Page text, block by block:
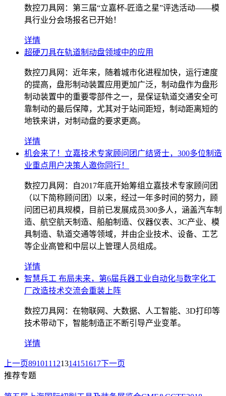
数控刀具网：第三届“立嘉杯-匠造之星”评选活动——模
具行业分会场报名已开始！
详情
超硬刀具在轨道制动盘领域中的应用
数控刀具网：近年来，随着城市化进程加快，运行速度
的提高，盘形制动装置应用更加广泛，制动盘作为盘形
制动装置中的重要零部件之一，是保证轨道交通安全可
靠制动的最后保障，尤其对于站间距短，制动距离短的
地铁来讲，对制动盘的要求更高。
详情
机会来了！立嘉技术专家顾问团广结贤士，300多位制造
业重点用户决策人邀你同行！
数控刀具网：自2017年底开始筹组立嘉技术专家顾问团
（以下简称顾问团）以来，经过一年多时间的努力，顾
问团已初具规模，目前已发展成员300多人，涵盖汽车制
造、航空航天制造、船舶制造、仪器仪表、3C产业、模
具制造、轨道交通等领域，并由企业技术、设备、工艺
等企业高管和中层以上管理人员组成。
详情
智慧兵工 布局未来，第6届兵器工业自动化与数字化工
厂改造技术交流会重装上阵
数控刀具网：在物联网、大数据、人工智能、3D打印等
技术带动下，智能制造正不断引导产业变革。
详情
上一页891011 121314151617下一页
推荐专题